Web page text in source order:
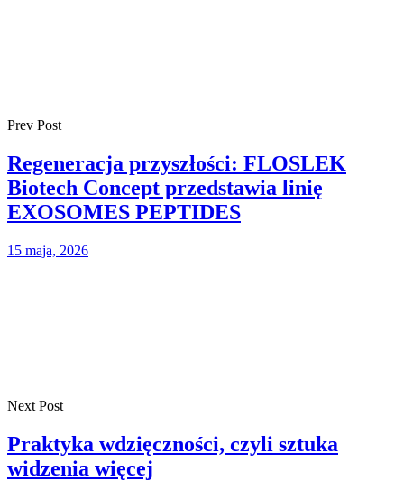
Prev Post
Regeneracja przyszłości: FLOSLEK
Biotech Concept przedstawia linię
EXOSOMES PEPTIDES
15 maja, 2026
Next Post
Praktyka wdzięczności, czyli sztuka
widzenia więcej